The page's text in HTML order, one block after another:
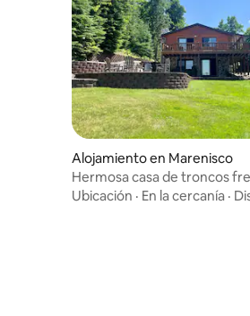
Alojamiento en Marenisco
Hermosa casa de troncos
recientemente renovada
Ubicación · En la cercanía ·